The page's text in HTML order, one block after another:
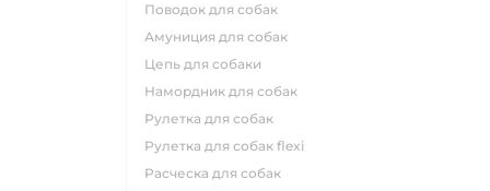
поводок для собак
амуниция для собак
цепь для собаки
намордник для собак
рулетка для собак
рулетка для собак flexi
расческа для собак